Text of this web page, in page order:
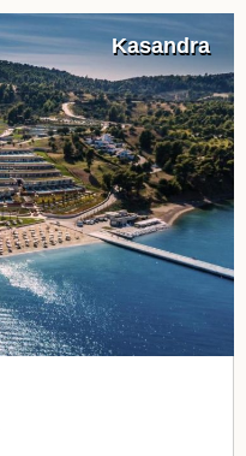
Kasandra